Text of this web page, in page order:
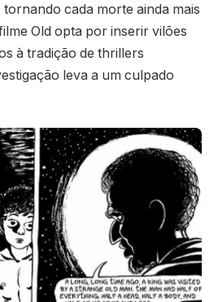
cada morte ainda mais
Old opta por inserir vilões
à tradição de thrillers
leva a um culpado